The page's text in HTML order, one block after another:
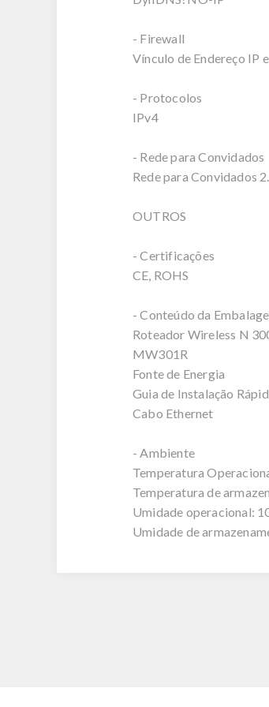
- Firewall
Vínculo de Endereço IP
- Protocolos
IPv4
- Rede para Convidados
Rede para Convidados
OUTROS
- Certificações
CE, ROHS
- Conteúdo da
Roteador Wireless N
MW301R
Fonte de Energia
Guia de Instalação
Cabo Ethernet
- Ambiente
Temperatura
Temperatura de
Umidade operacional:
Umidade de